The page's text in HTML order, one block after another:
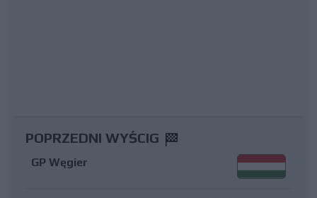
POPRZEDNI WYŚCIG
GP Węgier